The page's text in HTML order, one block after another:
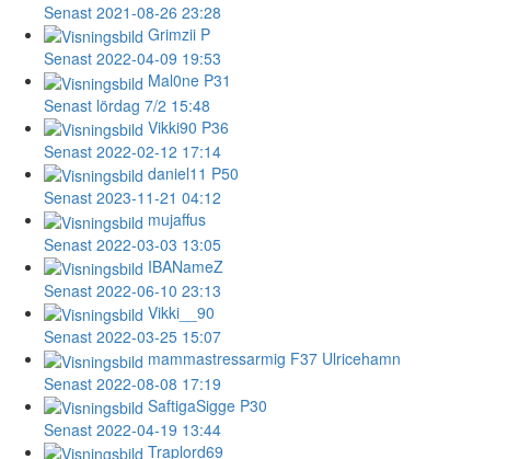
Senast 2021-08-26 23:28
Grimzii P
Senast 2022-04-09 19:53
Mal0ne P31
Senast lördag 7/2 15:48
Vikki90 P36
Senast 2022-02-12 17:14
daniel11 P50
Senast 2023-11-21 04:12
mujaffus
Senast 2022-03-03 13:05
IBANameZ
Senast 2022-06-10 23:13
Vikki__90
Senast 2022-03-25 15:07
mammastressarmig F37 Ulricehamn
Senast 2022-08-08 17:19
SaftigaSigge P30
Senast 2022-04-19 13:44
Traplord69